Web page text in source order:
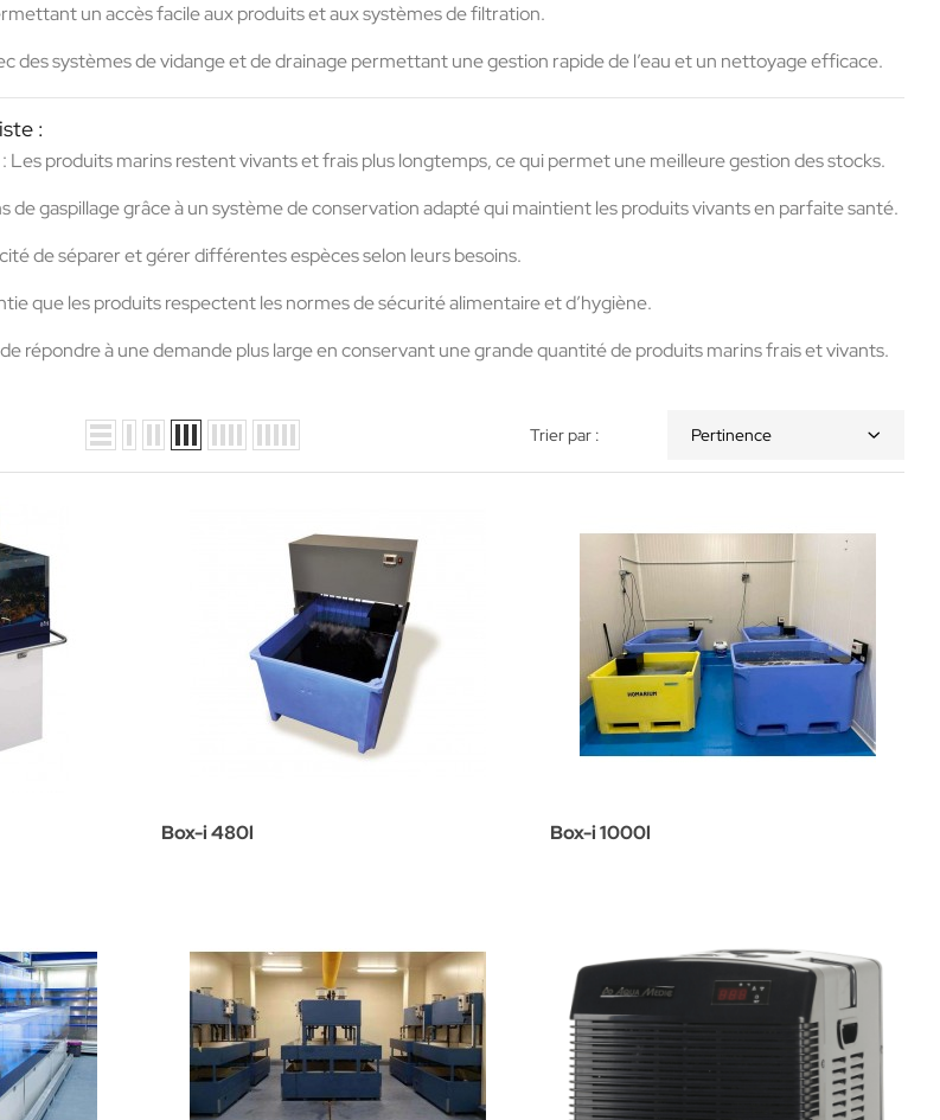
un accès facile aux produits et aux systèmes de filtration.
des systèmes de vidange et de drainage permettant une gestion rapide de l’eau et un nettoyage efficace.
:
Les produits marins restent vivants et frais plus longtemps, ce qui permet une meilleure gestion des stocks.
de gaspillage grâce à un système de conservation adapté qui maintient les produits vivants en parfaite santé.
de séparer et gérer différentes espèces selon leurs besoins.
que les produits respectent les normes de sécurité alimentaire et d’hygiène.
répondre à une demande plus large en conservant une grande quantité de produits marins frais et vivants.
Trier par : Pertinence
Box-i 480l Box-i 1000l